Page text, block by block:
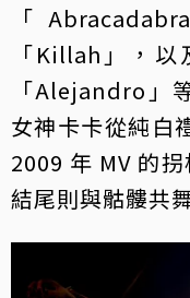
「
「Killah」，以
「Alejandro」
女神卡卡從純白
2009 年 MV 的
結尾則與骷髏共